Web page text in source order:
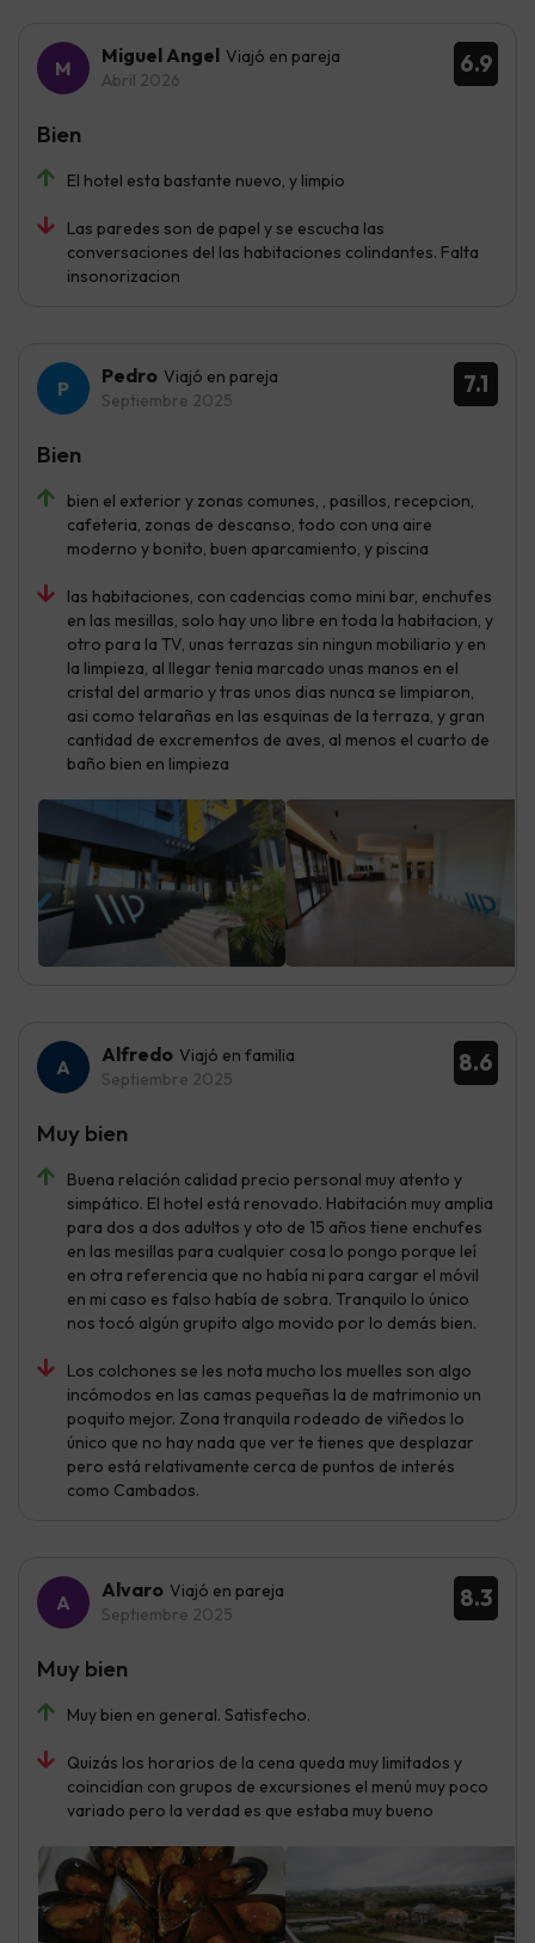
6.9
Miguel Angel Viajó en pareja
Abril 2026
El hotel esta bastante nuevo, y limpio
Las paredes son de papel y se escucha las
conversaciones del las habitaciones colindantes. Falta
insonorizacion
Bien
7.1
Pedro Viajó en pareja
Septiembre 2025
bien el exterior y zonas comunes, , pasillos, recepcion,
cafeteria, zonas de descanso, todo con una aire
moderno y bonito, buen aparcamiento, y piscina
las habitaciones, con cadencias como mini bar, enchufes
en las mesillas, solo hay uno libre en toda la habitacion, y
otro para la TV, unas terrazas sin ningun mobiliario y en
la limpieza, al llegar tenia marcado unas manos en el
cristal del armario y tras unos dias nunca se limpiaron,
asi como telarañas en las esquinas de la terraza, y gran
cantidad de excrementos de aves, al menos el cuarto de
baño bien en limpieza
Bien
8.6
Alfredo Viajó en familia
Septiembre 2025
Buena relación calidad precio personal muy atento y
simpático. El hotel está renovado. Habitación muy amplia
para dos a dos adultos y oto de 15 años tiene enchufes
en las mesillas para cualquier cosa lo pongo porque leí
en otra referencia que no había ni para cargar el móvil
en mi caso es falso había de sobra. Tranquilo lo único
nos tocó algún grupito algo movido por lo demás bien.
Los colchones se les nota mucho los muelles son algo
incómodos en las camas pequeñas la de matrimonio un
poquito mejor. Zona tranquila rodeado de viñedos lo
único que no hay nada que ver te tienes que desplazar
pero está relativamente cerca de puntos de interés
como Cambados.
Muy bien
8.3
Alvaro Viajó en pareja
Septiembre 2025
Muy bien en general. Satisfecho.
Quizás los horarios de la cena queda muy limitados y
coincidían con grupos de excursiones el menú muy poco
variado pero la verdad es que estaba muy bueno
Muy bien